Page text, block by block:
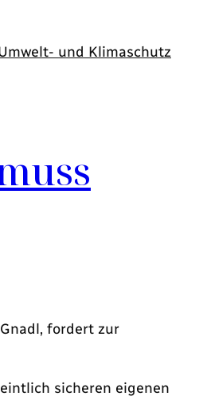
und Klimaschutz
fordert zur
sicheren eigenen